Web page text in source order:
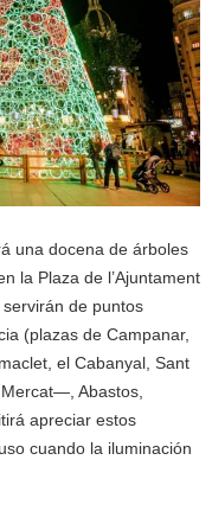
una docena de árboles
la Plaza de l’Ajuntament
de puntos
(plazas de Campanar,
el Cabanyal, Sant
Abastos,
apreciar estos
cuando la iluminación